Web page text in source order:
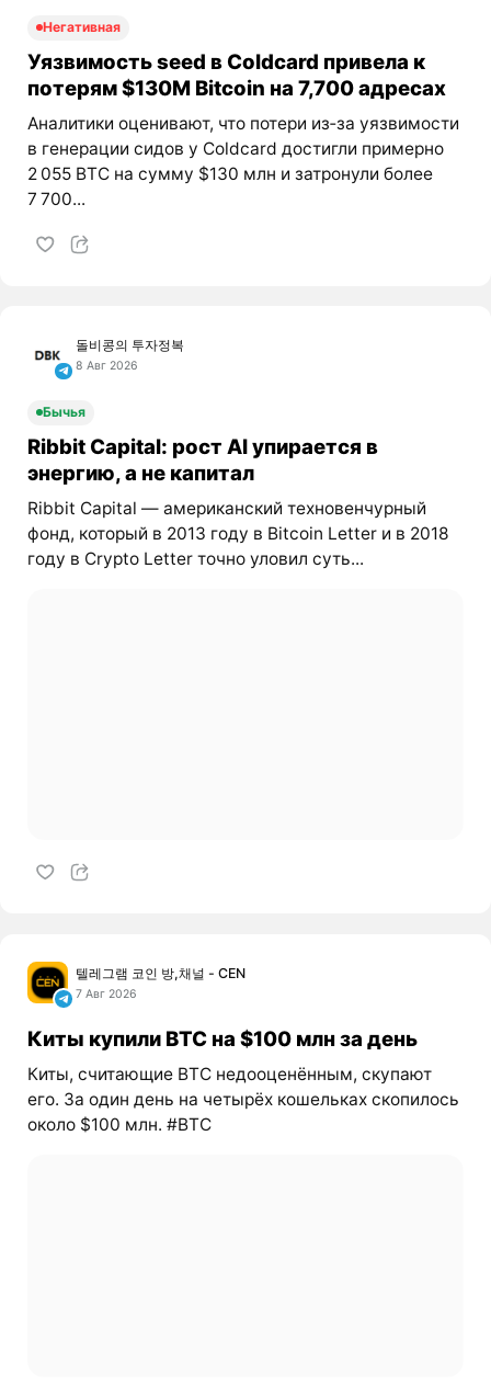
Негативная
Уязвимость seed в Coldcard привела к
потерям $130M Bitcoin на 7,700 адресах
Аналитики оценивают, что потери из‑за уязвимости
в генерации сидов у Coldcard достигли примерно
2 055 BTC на сумму $130 млн и затронули более
7 700...
돌비콩의 투자정복
8 Авг 2026
Бычья
Ribbit Capital: рост AI упирается в
энергию, а не капитал
Ribbit Capital — американский техновенчурный
фонд, который в 2013 году в Bitcoin Letter и в 2018
году в Crypto Letter точно уловил суть...
텔레그램 코인 방,채널 - CEN
7 Авг 2026
Киты купили BTC на $100 млн за день
Киты, считающие BTC недооценённым, скупают
его. За один день на четырёх кошельках скопилось
около $100 млн. #BTC